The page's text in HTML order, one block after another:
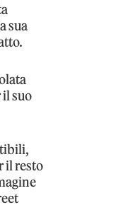
sua
il suo
il resto